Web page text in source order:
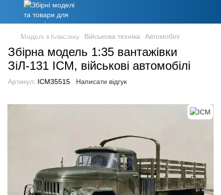
Моделі з пластику Військова техніка Автомобілі
Збірна модель 1:35 вантажівки
ЗіЛ-131 ICM, військові автомобілі
Артикул: ICM35515 Написати відгук